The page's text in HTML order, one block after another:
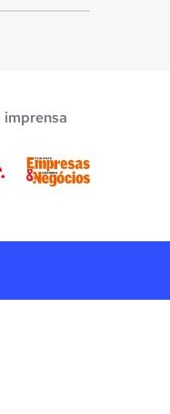
imprensa